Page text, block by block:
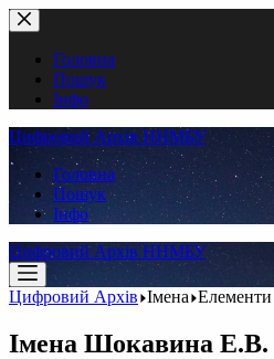
Перейти
до
вмістуГоловна
Пошук
Інфо
Цифровий Архів ННМБУ
Головна
Пошук
Інфо
Цифровий Архів ННМБУ
Цифровий Архів Імена Елементи
Імена Шокавина Е.В.